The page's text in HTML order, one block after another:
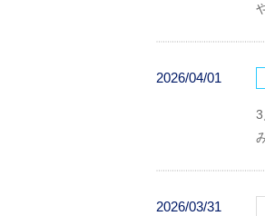
2026/04/01
2026/03/31